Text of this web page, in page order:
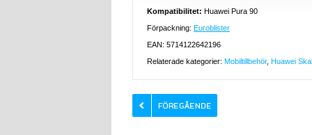
Kompatibilitet: Huawei Pura 90
Förpackning: Euroblister
EAN: 5714122642196
Relaterade kategorier: Mobiltillbehör, Huawei